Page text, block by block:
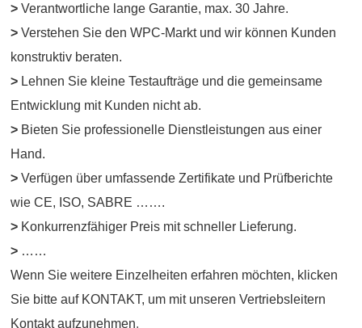
> Verantwortliche lange Garantie, max. 30 Jahre.
> Verstehen Sie den WPC-Markt und wir können Kunden
konstruktiv beraten.
> Lehnen Sie kleine Testaufträge und die gemeinsame
Entwicklung mit Kunden nicht ab.
> Bieten Sie professionelle Dienstleistungen aus einer
Hand.
> Verfügen über umfassende Zertifikate und Prüfberichte
wie CE, ISO, SABRE …….
> Konkurrenzfähiger Preis mit schneller Lieferung.
> ……
Wenn Sie weitere Einzelheiten erfahren möchten, klicken
Sie bitte auf KONTAKT, um mit unseren Vertriebsleitern
Kontakt aufzunehmen.